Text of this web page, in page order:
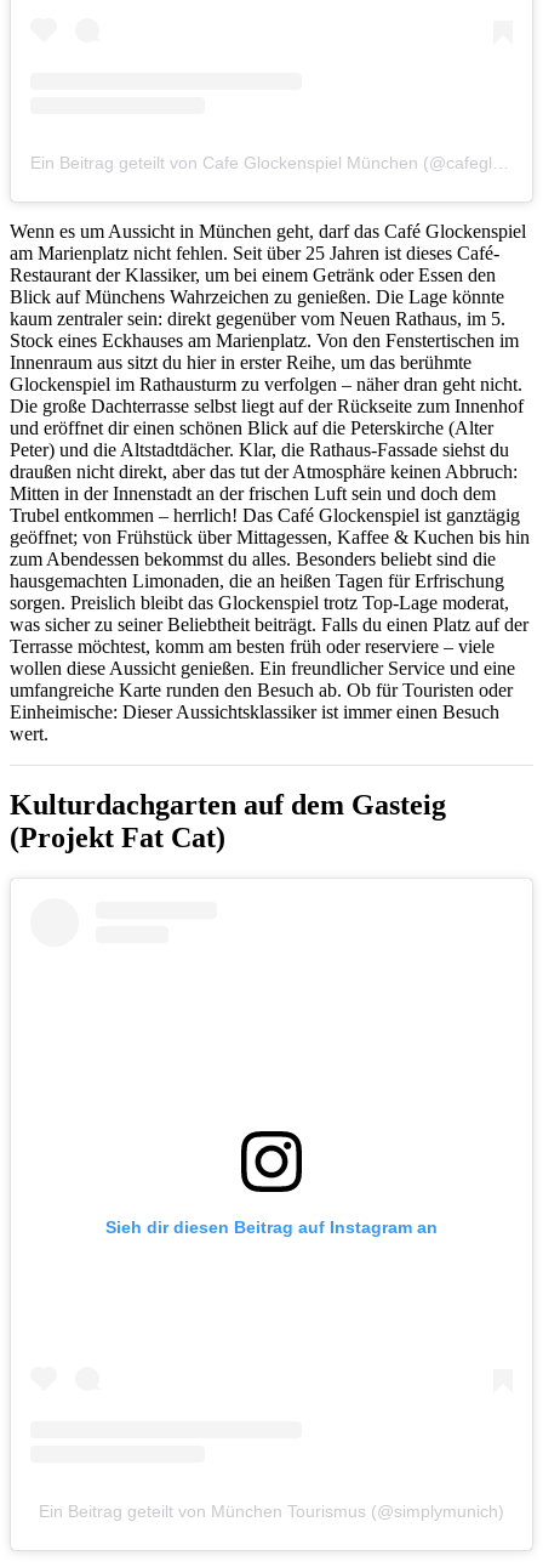
Wenn es um Aussicht in München geht, darf das Café Glockenspiel
am Marienplatz nicht fehlen. Seit über 25 Jahren ist dieses Café-
Restaurant der Klassiker, um bei einem Getränk oder Essen den
Blick auf Münchens Wahrzeichen zu genießen. Die Lage könnte
kaum zentraler sein: direkt gegenüber vom Neuen Rathaus, im 5.
Stock eines Eckhauses am Marienplatz. Von den Fenstertischen im
Innenraum aus sitzt du hier in erster Reihe, um das berühmte
Glockenspiel im Rathausturm zu verfolgen – näher dran geht nicht.
Die große Dachterrasse selbst liegt auf der Rückseite zum Innenhof
und eröffnet dir einen schönen Blick auf die Peterskirche (Alter
Peter) und die Altstadtdächer. Klar, die Rathaus-Fassade siehst du
draußen nicht direkt, aber das tut der Atmosphäre keinen Abbruch:
Mitten in der Innenstadt an der frischen Luft sein und doch dem
Trubel entkommen – herrlich! Das Café Glockenspiel ist ganztägig
geöffnet; von Frühstück über Mittagessen, Kaffee & Kuchen bis hin
zum Abendessen bekommst du alles. Besonders beliebt sind die
hausgemachten Limonaden, die an heißen Tagen für Erfrischung
sorgen. Preislich bleibt das Glockenspiel trotz Top-Lage moderat,
was sicher zu seiner Beliebtheit beiträgt. Falls du einen Platz auf der
Terrasse möchtest, komm am besten früh oder reserviere – viele
wollen diese Aussicht genießen. Ein freundlicher Service und eine
umfangreiche Karte runden den Besuch ab. Ob für Touristen oder
Einheimische: Dieser Aussichtsklassiker ist immer einen Besuch
wert.
Kulturdachgarten auf dem Gasteig
(Projekt Fat Cat)
Sieh dir diesen Beitrag auf Instagram an
Ein Beitrag geteilt von München Tourismus (@simplymunich)